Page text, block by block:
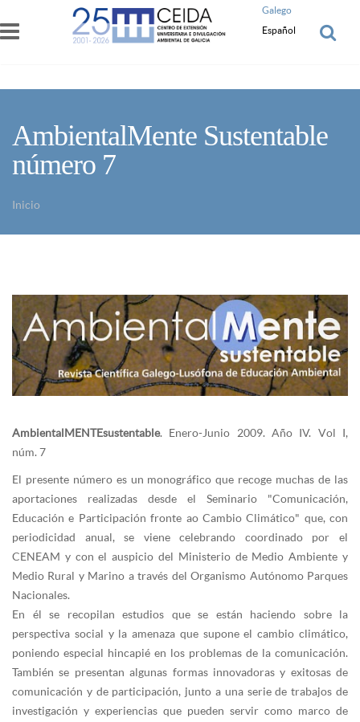
Pasar al contenido principal
Galego
Español
AmbientalMente Sustentable
número 7
Inicio
AmbientalMENTEsustentable. Enero-Junio 2009. Año IV. Vol I,
núm. 7
El presente número es un monográfico que recoge muchas de las
aportaciones realizadas desde el Seminario "Comunicación,
Educación e Participación fronte ao Cambio Climático" que, con
periodicidad anual, se viene celebrando coordinado por el
CENEAM y con el auspicio del Ministerio de Medio Ambiente y
Medio Rural y Marino a través del Organismo Autónomo Parques
Nacionales.
En él se recopilan estudios que se están haciendo sobre la
perspectiva social y la amenaza que supone el cambio climático,
poniendo especial hincapié en los problemas de la comunicación.
También se presentan algunas formas innovadoras y exitosas de
comunicación y de participación, junto a una serie de trabajos de
investigación y experiencias que pueden servir como marco de